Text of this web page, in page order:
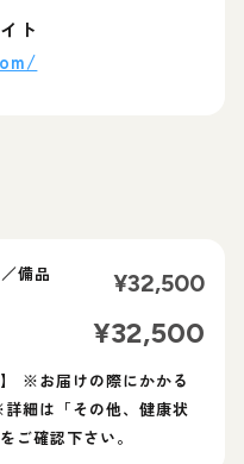
ト
備品
¥32,500
¥32,500
※お届けの際にかかる
細は「その他、健康状